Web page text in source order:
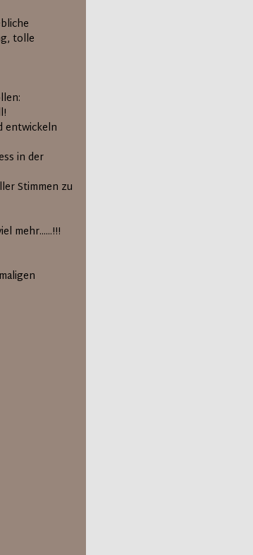
tolle
entwickeln
in der
Stimmen zu
mehr......!!!